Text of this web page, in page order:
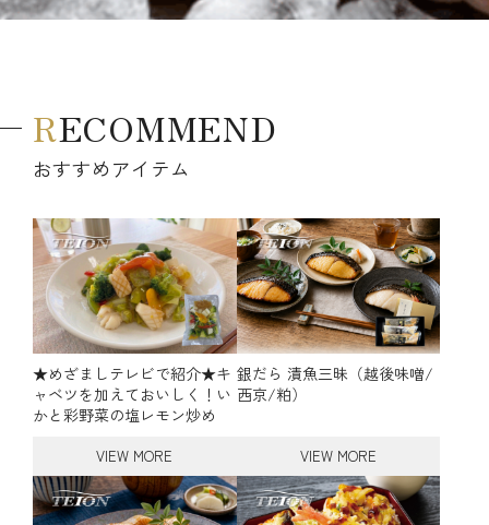
RECOMMEND
おすすめアイテム
★めざましテレビで紹介★キ
ャベツを加えておいしく！い
かと彩野菜の塩レモン炒め
VIEW MORE
銀だら 漬魚三昧（越後味噌/
西京/粕）
VIEW MORE